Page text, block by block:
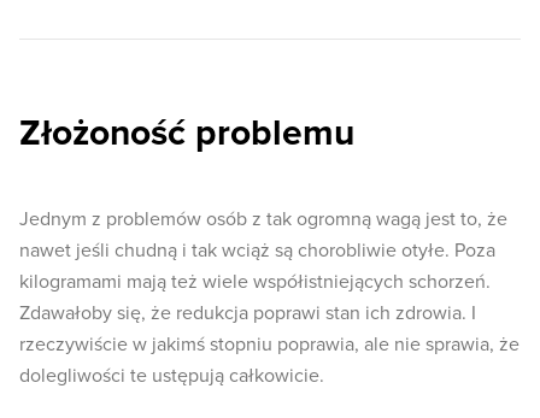
Złożoność problemu
Jednym z problemów osób z tak ogromną wagą jest to, że
nawet jeśli chudną i tak wciąż są chorobliwie otyłe. Poza
kilogramami mają też wiele współistniejących schorzeń.
Zdawałoby się, że redukcja poprawi stan ich zdrowia. I
rzeczywiście w jakimś stopniu poprawia, ale nie sprawia, że
dolegliwości te ustępują całkowicie.